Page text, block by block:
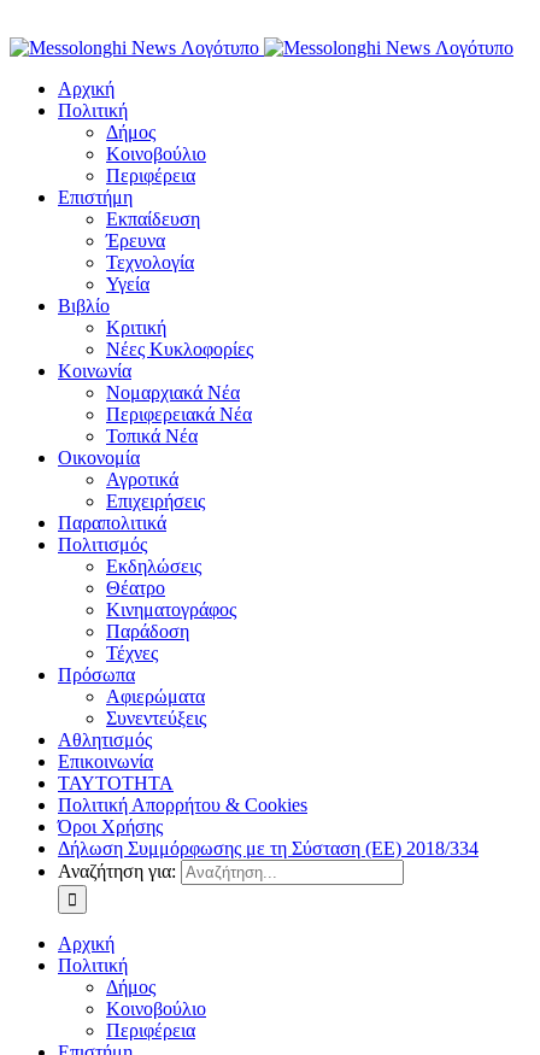
Αρχική
Πολιτική
Δήμος
Κοινοβούλιο
Περιφέρεια
Επιστήμη
Εκπαίδευση
Έρευνα
Τεχνολογία
Υγεία
Βιβλίο
Κριτική
Νέες Κυκλοφορίες
Κοινωνία
Νομαρχιακά Νέα
Περιφερειακά Νέα
Τοπικά Νέα
Οικονομία
Αγροτικά
Επιχειρήσεις
Παραπολιτικά
Πολιτισμός
Εκδηλώσεις
Θέατρο
Κινηματογράφος
Παράδοση
Τέχνες
Πρόσωπα
Αφιερώματα
Συνεντεύξεις
Αθλητισμός
Επικοινωνία
ΤΑΥΤΟΤΗΤΑ
Πολιτική Απορρήτου & Cookies
Όροι Χρήσης
Δήλωση Συμμόρφωσης με τη Σύσταση (ΕΕ) 2018/334
Αναζήτηση για:
Αρχική
Πολιτική
Δήμος
Κοινοβούλιο
Περιφέρεια